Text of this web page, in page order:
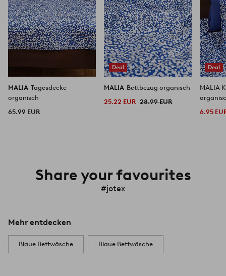
MALIA Tagesdecke
organisch
65.99 EUR
Deal
MALIA Bettbezug organisch
25.22 EUR 28.99 EUR
Deal
MALIA
6.95
Share your favourites
#jotex
Mehr entdecken
Blaue Bettwäsche Blaue Bettwäsche